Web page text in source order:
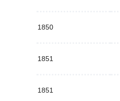
1850
1851
1851